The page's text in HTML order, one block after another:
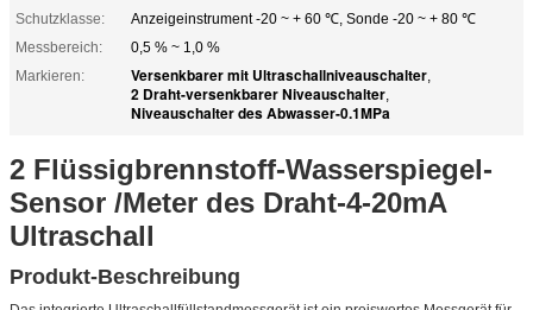
Schutzklasse:
Anzeigeinstrument -20 ~ + 60 ℃, Sonde -20 ~ + 80 ℃
Messbereich:
0,5 % ~ 1,0 %
Markieren:
Versenkbarer mit Ultraschallniveauschalter,
2 Draht-versenkbarer Niveauschalter,
Niveauschalter des Abwasser-0.1MPa
2 Flüssigbrennstoff-Wasserspiegel-
Sensor /Meter des Draht-4-20mA
Ultraschall
Produkt-Beschreibung